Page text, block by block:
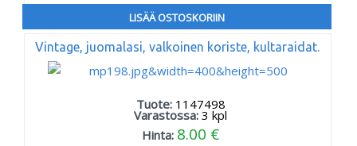
LISÄÄ OSTOSKORIIN
Vintage, juomalasi, valkoinen koriste, kultaraidat.
Tuote: 1147498
Varastossa:3 kpl
Hinta: 8.00 €